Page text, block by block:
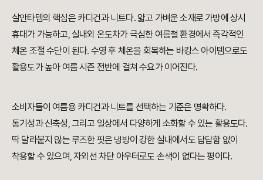
살안타템의 핵심은 카디건과 니트다. 얇고 가벼운 소재로 가방에 상시
휴대가 가능하고, 실내외 온도차가 극심한 여름철 환경에서 즉각적인
체온 조절 수단이 된다. 수영 후 체온을 회복하는 바캉스 아이템으로도
활용도가 높아 여름 시즌 전반에 걸쳐 수요가 이어진다.
소비자들이 여름용 카디건과 니트를 선택하는 기준은 명확하다.
통기성과 신축성, 그리고 일상에서 다양하게 소화할 수 있는 활용도다.
딱 달라붙지 않는 루즈한 핏은 냉방이 강한 실내에서도 답답함 없이
착용할 수 있으며, 자외선 차단 아우터로도 손색이 없다는 평이다.